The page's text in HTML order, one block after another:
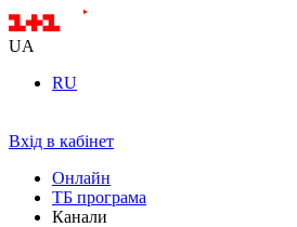
UA
RU
Вхід в кабінет
Онлайн
ТБ програма
Канали